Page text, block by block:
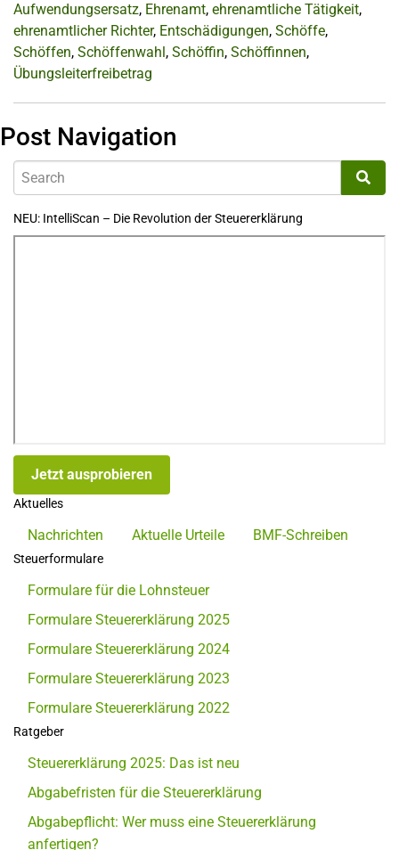
Aufwendungsersatz, Ehrenamt, ehrenamtliche Tätigkeit,
ehrenamtlicher Richter, Entschädigungen, Schöffe,
Schöffen, Schöffenwahl, Schöffin, Schöffinnen,
Übungsleiterfreibetrag
Post Navigation
NEU: IntelliScan – Die Revolution der Steuererklärung
Jetzt ausprobieren
Aktuelles
Nachrichten Aktuelle Urteile BMF-Schreiben
Steuerformulare
Formulare für die Lohnsteuer
Formulare Steuererklärung 2025
Formulare Steuererklärung 2024
Formulare Steuererklärung 2023
Formulare Steuererklärung 2022
Ratgeber
Steuererklärung 2025: Das ist neu
Abgabefristen für die Steuererklärung
Abgabepflicht: Wer muss eine Steuererklärung
anfertigen?